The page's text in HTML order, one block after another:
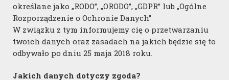
potencjału MEW w polskiej części Bałtyku
konieczne są zmiany legislacyjne w
PEP2040, ustawie offshore oraz planu
zagospodarowania przestrzennego polskich
określane jako „RODO”, „ORODO”, „GDPR” lub „Ogólne
Rozporządzenie o Ochronie Danych”
W związku z tym informujemy cię o przetwarzaniu
twoich danych oraz zasadach na jakich będzie się to
odbywało po dniu 25 maja 2018 roku.
Jakich danych dotyczy zgoda?